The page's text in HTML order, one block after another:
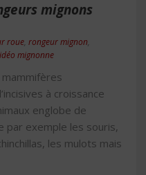
mignons
roue rongeur mignon
mignonne
à croissance
englobe de
par exemple les souris,
les mulots mais